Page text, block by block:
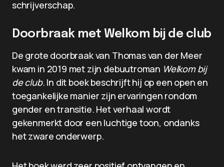
schrijverschap.
Doorbraak met Welkom bij de club
De grote doorbraak van Thomas van der Meer
kwam in 2019 met zijn debuutroman Welkom bij
de club. In dit boek beschrijft hij op een open en
toegankelijke manier zijn ervaringen rondom
gender en transitie. Het verhaal wordt
gekenmerkt door een luchtige toon, ondanks
het zware onderwerp.